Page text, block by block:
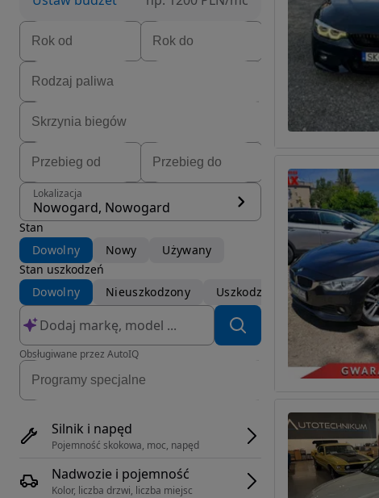
Lokalizacja
Nowogard, Nowogard
Stan
Dowolny
Nowy
Używany
Stan uszkodzeń
Dowolny
Nieuszkodzony Uszkodzony
Obsługiwane przez AutoIQ
Silnik i napęd
Pojemność skokowa, moc, napęd
Nadwozie i pojemność
Kolor, liczba drzwi, liczba miejsc